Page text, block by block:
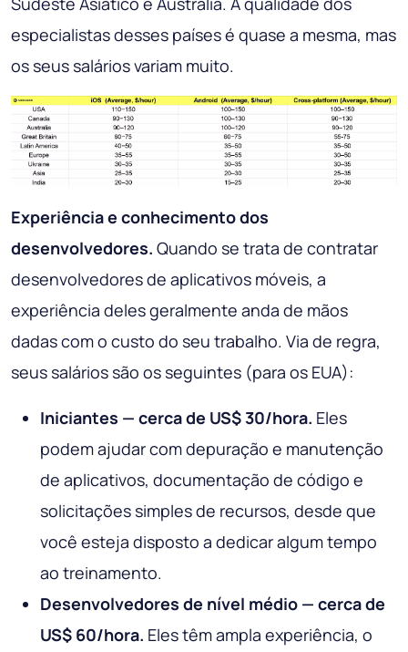
especialistas desses países é quase a mesma, mas
os seus salários variam muito.
Experiência e conhecimento dos
desenvolvedores. Quando se trata de contratar
desenvolvedores de aplicativos móveis, a
experiência deles geralmente anda de mãos
dadas com o custo do seu trabalho. Via de regra,
seus salários são os seguintes (para os EUA):
Iniciantes — cerca de US$ 30/hora. Eles
podem ajudar com depuração e manutenção
de aplicativos, documentação de código e
solicitações simples de recursos, desde que
você esteja disposto a dedicar algum tempo
ao treinamento.
Desenvolvedores de nível médio — cerca de
US$ 60/hora. Eles têm ampla experiência, o